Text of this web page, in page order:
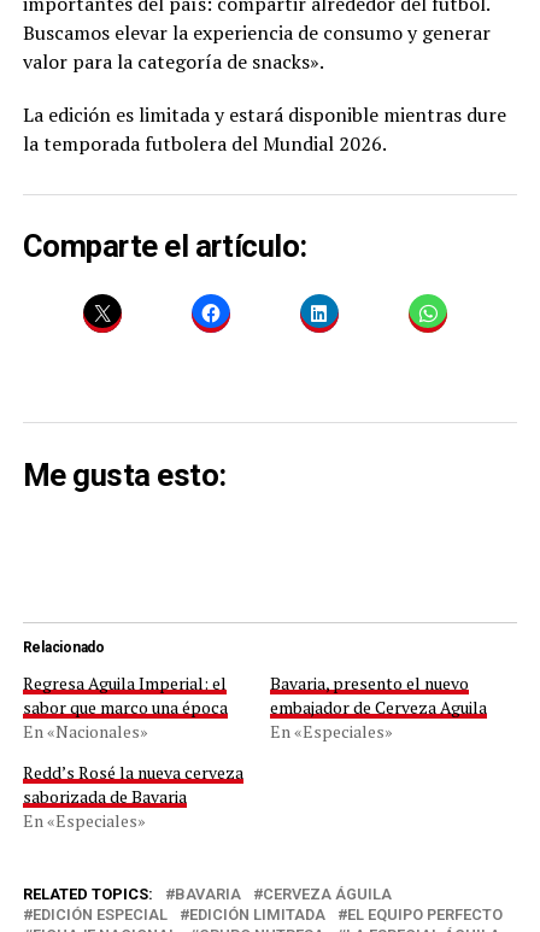
Buscamos elevar la experiencia de consumo y generar
valor para la categoría de snacks».
La edición es limitada y estará disponible mientras dure
la temporada futbolera del Mundial 2026.
Comparte el artículo:
Me gusta esto:
Relacionado
Regresa Aguila Imperial: el
sabor que marco una época
En «Nacionales»
Bavaria, presento el nuevo
embajador de Cerveza Aguila
En «Especiales»
Redd’s Rosé la nueva cerveza
saborizada de Bavaria
En «Especiales»
RELATED TOPICS: BAVARIA
CERVEZA ÁGUILA
EDICIÓN ESPECIAL
EDICIÓN LIMITADA
EL EQUIPO PERFECTO